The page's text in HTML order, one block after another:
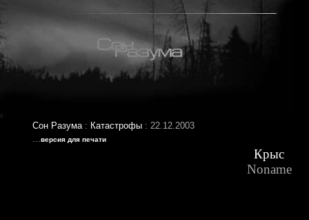
Сон Разума: Катастрофы: 22.12.2003
...версия для печати
Крыс
Noname